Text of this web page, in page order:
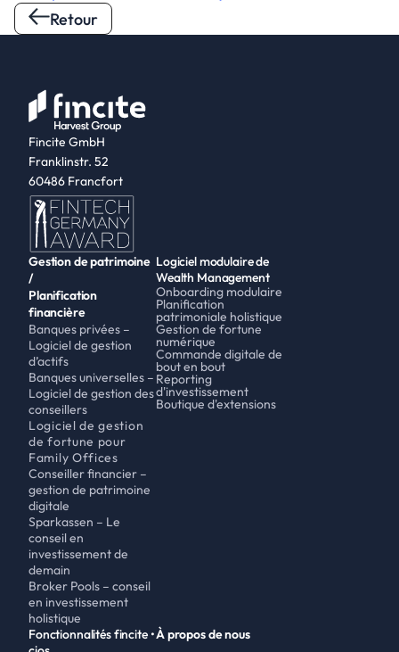
Retour
Fincite GmbH
Franklinstr. 52
60486 Francfort
Gestion de patrimoine
/
Planification
financière
Banques privées –
Logiciel de gestion
d’actifs
Banques universelles –
Logiciel de gestion des
conseillers
Logiciel de gestion
de fortune pour
Family Offices
Conseiller financier –
gestion de patrimoine
digitale
Sparkassen – Le
conseil en
investissement de
demain
Broker Pools – conseil
en investissement
holistique
Logiciel modulaire de
Wealth Management
Onboarding modulaire
Planification
patrimoniale holistique
Gestion de fortune
numérique
Commande digitale de
bout en bout
Reporting
d'investissement
Boutique d'extensions
Fonctionnalités fincite • À propos de nous